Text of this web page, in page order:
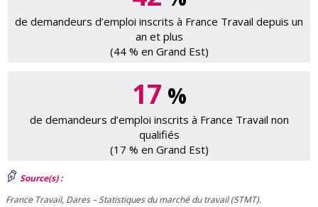
de demandeurs d’emploi inscrits à France Travail depuis un
an et plus
(44 % en Grand Est)
17 %
de demandeurs d’emploi inscrits à France Travail non
qualifiés
(17 % en Grand Est)
Source(s) :
France Travail, Dares – Statistiques du marché du travail (STMT).